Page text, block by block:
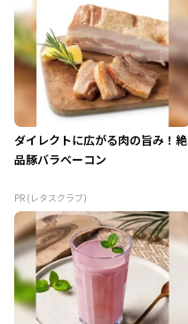
ダイレクトに広がる肉の旨み！絶
品豚バラベーコン
PR (レタスクラブ)